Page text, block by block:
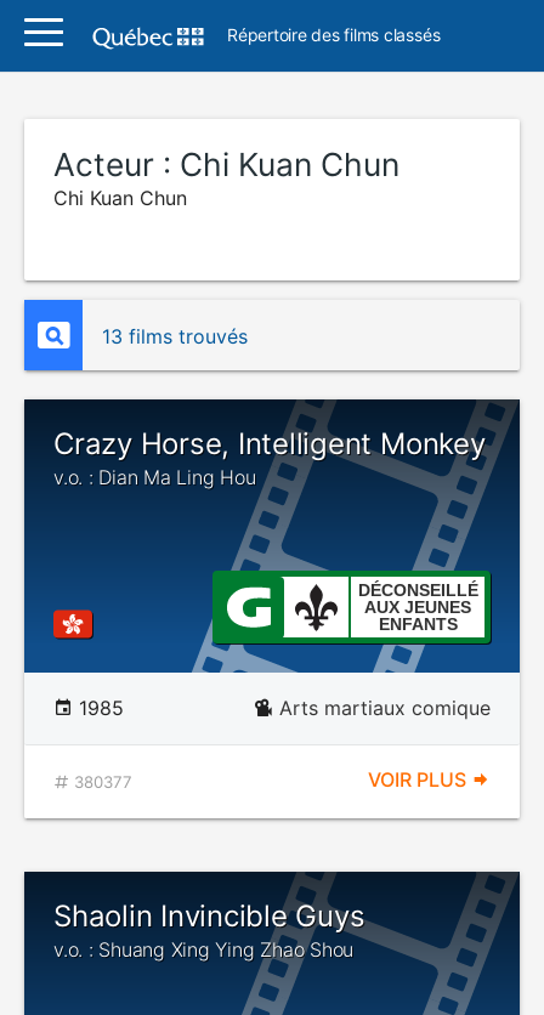
Répertoire des films classés
Acteur : Chi Kuan Chun
Chi Kuan Chun
13 films trouvés
Crazy Horse, Intelligent Monkey
v.o. : Dian Ma Ling Hou
DÉCONSEILLÉ
AUX JEUNES
ENFANTS
1985 Arts martiaux comique
380377 VOIR PLUS
Shaolin Invincible Guys
v.o. : Shuang Xing Ying Zhao Shou